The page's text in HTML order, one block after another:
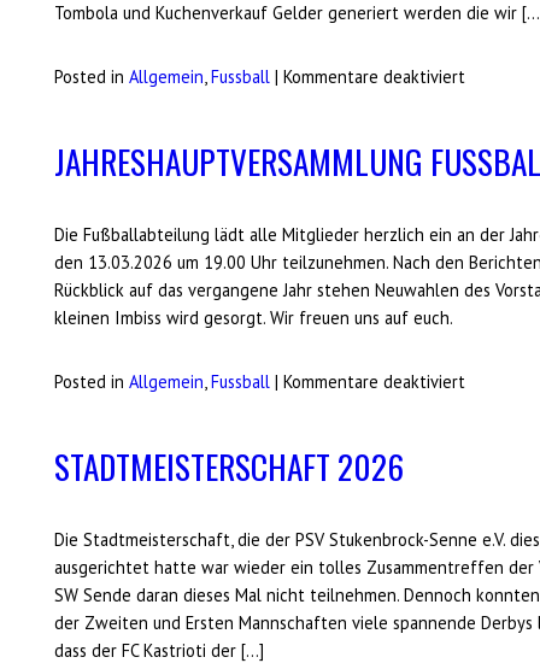
Tombola und Kuchenverkauf Gelder generiert werden die wir
Posted in Allgemein,Fussball | Kommentare deaktiviert
für
JAHRESHAUPTVERSAMMLUNG
Die Fußballabteilung lädt alle Mitglieder herzlich ein an der
den 13.03.2026 um 19.00 Uhr teilzunehmen. Nach den
Rückblick auf das vergangene Jahr stehen Neuwahlen des
kleinen Imbiss wird gesorgt. Wir freuen uns auf euch.
Posted in Allgemein,Fussball | Kommentare deaktiviert
STADTMEISTERSCHAFT 2026
Die Stadtmeisterschaft, die der PSV Stukenbrock-Senne e.V.
ausgerichtet hatte war wieder ein tolles Zusammentreffen der
SW Sende daran dieses Mal nicht teilnehmen. Dennoch
der Zweiten und Ersten Mannschaften viele spannende
dass der FC Kastrioti der […]